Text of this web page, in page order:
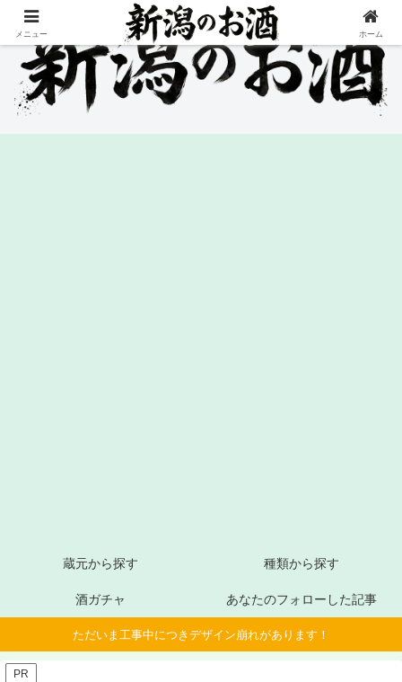
蔵元から探す 種類から探す
酒ガチャ あなたのフォローした記事
ただいま工事中につきデザイン崩れがあります！
PR
メニュー ホーム